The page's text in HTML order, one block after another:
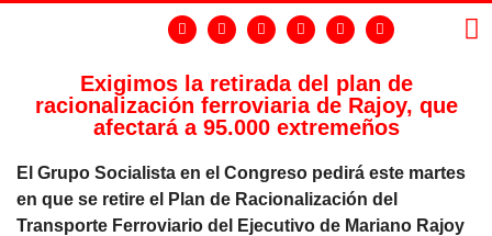
Exigimos la retirada del plan de
racionalización ferroviaria de Rajoy, que
afectará a 95.000 extremeños
El Grupo Socialista en el Congreso pedirá este martes
en que se retire el Plan de Racionalización del
Transporte Ferroviario del Ejecutivo de Mariano Rajoy